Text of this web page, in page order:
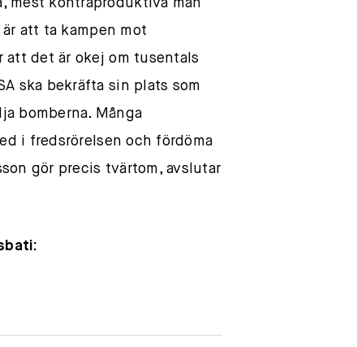
mest kontraproduktiva man
att ta kampen mot
att det är okej om tusentals
ska bekräfta sin plats som
bomberna. Många
i fredsrörelsen och fördöma
gör precis tvärtom, avslutar